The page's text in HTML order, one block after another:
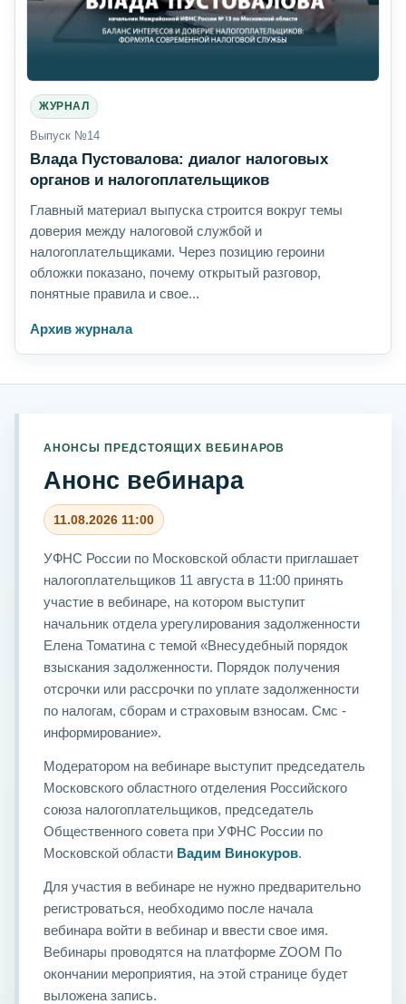
ЖУРНАЛ
Выпуск №14
Влада Пустовалова: диалог налоговых
органов и налогоплательщиков
Главный материал выпуска строится вокруг темы
доверия между налоговой службой и
налогоплательщиками. Через позицию героини
обложки показано, почему открытый разговор,
понятные правила и свое...
Архив журнала
АНОНСЫ ПРЕДСТОЯЩИХ ВЕБИНАРОВ
Анонс вебинара
11.08.2026 11:00
УФНС России по Московской области приглашает
налогоплательщиков 11 августа в 11:00 принять
участие в вебинаре, на котором выступит
начальник отдела урегулирования задолженности
Елена Томатина с темой «Внесудебный порядок
взыскания задолженности. Порядок получения
отсрочки или рассрочки по уплате задолженности
по налогам, сборам и страховым взносам. Смс -
информирование».
Модератором на вебинаре выступит председатель
Московского областного отделения Российского
союза налогоплательщиков, председатель
Общественного совета при УФНС России по
Московской области Вадим Винокуров.
Для участия в вебинаре не нужно предварительно
регистроваться, необходимо после начала
вебинара войти в вебинар и ввести свое имя.
Вебинары проводятся на платформе ZOOM По
окончании мероприятия, на этой странице будет
выложена запись.